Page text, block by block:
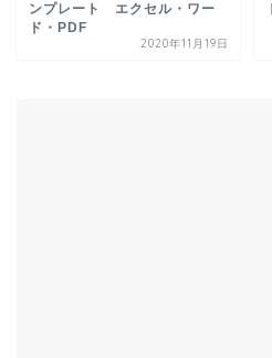
ンプレート エクセル・ワー
ド・PDF
2020年11月19日